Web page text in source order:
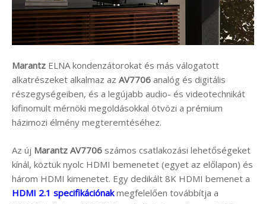
Marantz ELNA kondenzátorokat és más válogatott
alkatrészeket alkalmaz az AV7706 analóg és digitális
részegységeiben, és a legújabb audio- és videotechnikát
kifinomult mérnöki megoldásokkal ötvözi a prémium
házimozi élmény megteremtéséhez.
Az új Marantz AV7706 számos csatlakozási lehetőségeket
kínál, köztük nyolc HDMI bemenetet (egyet az előlapon) és
három HDMI kimenetet. Egy dedikált 8K HDMI bemenet a
HDMI 2.1 specifikációnakmegfelelően továbbítja a